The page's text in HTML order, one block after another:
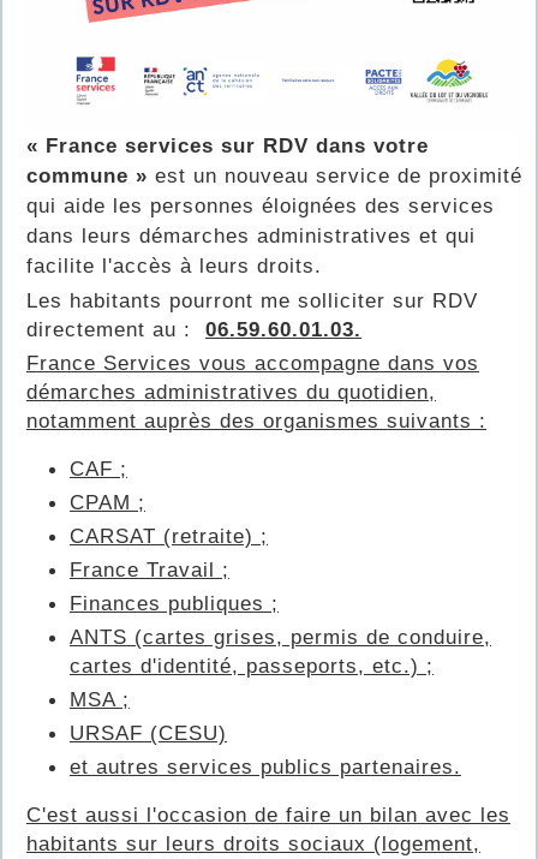
« France services sur RDV dans votre
commune » est un nouveau service de proximité
qui aide les personnes éloignées des services
dans leurs démarches administratives et qui
facilite l'accès à leurs droits.
Les habitants pourront me solliciter sur RDV
directement au : 06.59.60.01.03.
France Services vous accompagne dans vos
démarches administratives du quotidien,
notamment auprès des organismes suivants :
CAF ;
CPAM ;
CARSAT (retraite) ;
France Travail ;
Finances publiques ;
ANTS (cartes grises, permis de conduire,
cartes d'identité, passeports, etc.) ;
MSA ;
URSAF (CESU)
et autres services publics partenaires.
C'est aussi l'occasion de faire un bilan avec les
habitants sur leurs droits sociaux (logement,